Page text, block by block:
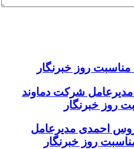
مناسبت روز خبرنگار
شرکت دماوند
روز خبرنگار
احمدی مدیرعامل
روز خبرنگار